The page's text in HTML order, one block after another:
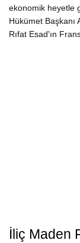
ekonomik heyetle
Hükümet
Rıfat Esad'ın
İliç Maden